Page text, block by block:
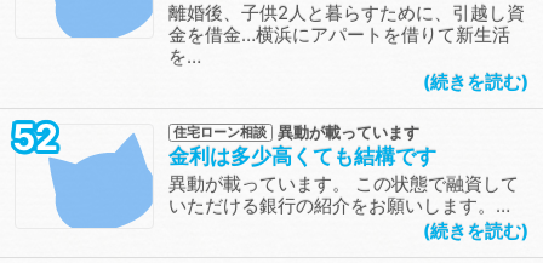
離婚後、子供2人と暮らすために、引越し資
金を借金…横浜にアパートを借りて新生活
を…
続きを読む
52 住宅ローン相談 異動が載っています
金利は多少高くても結構です
異動が載っています。 この状態で融資して
いただける銀行の紹介をお願いします。…
続きを読む